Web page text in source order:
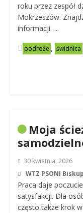
roku przez zespół
Mokrzeszów.
informacji…..
podroże , świdnica
Moja
30 kwietnia, 2026
WTZ PSONI
Praca daje
satysfakcji. Dla
często także krok